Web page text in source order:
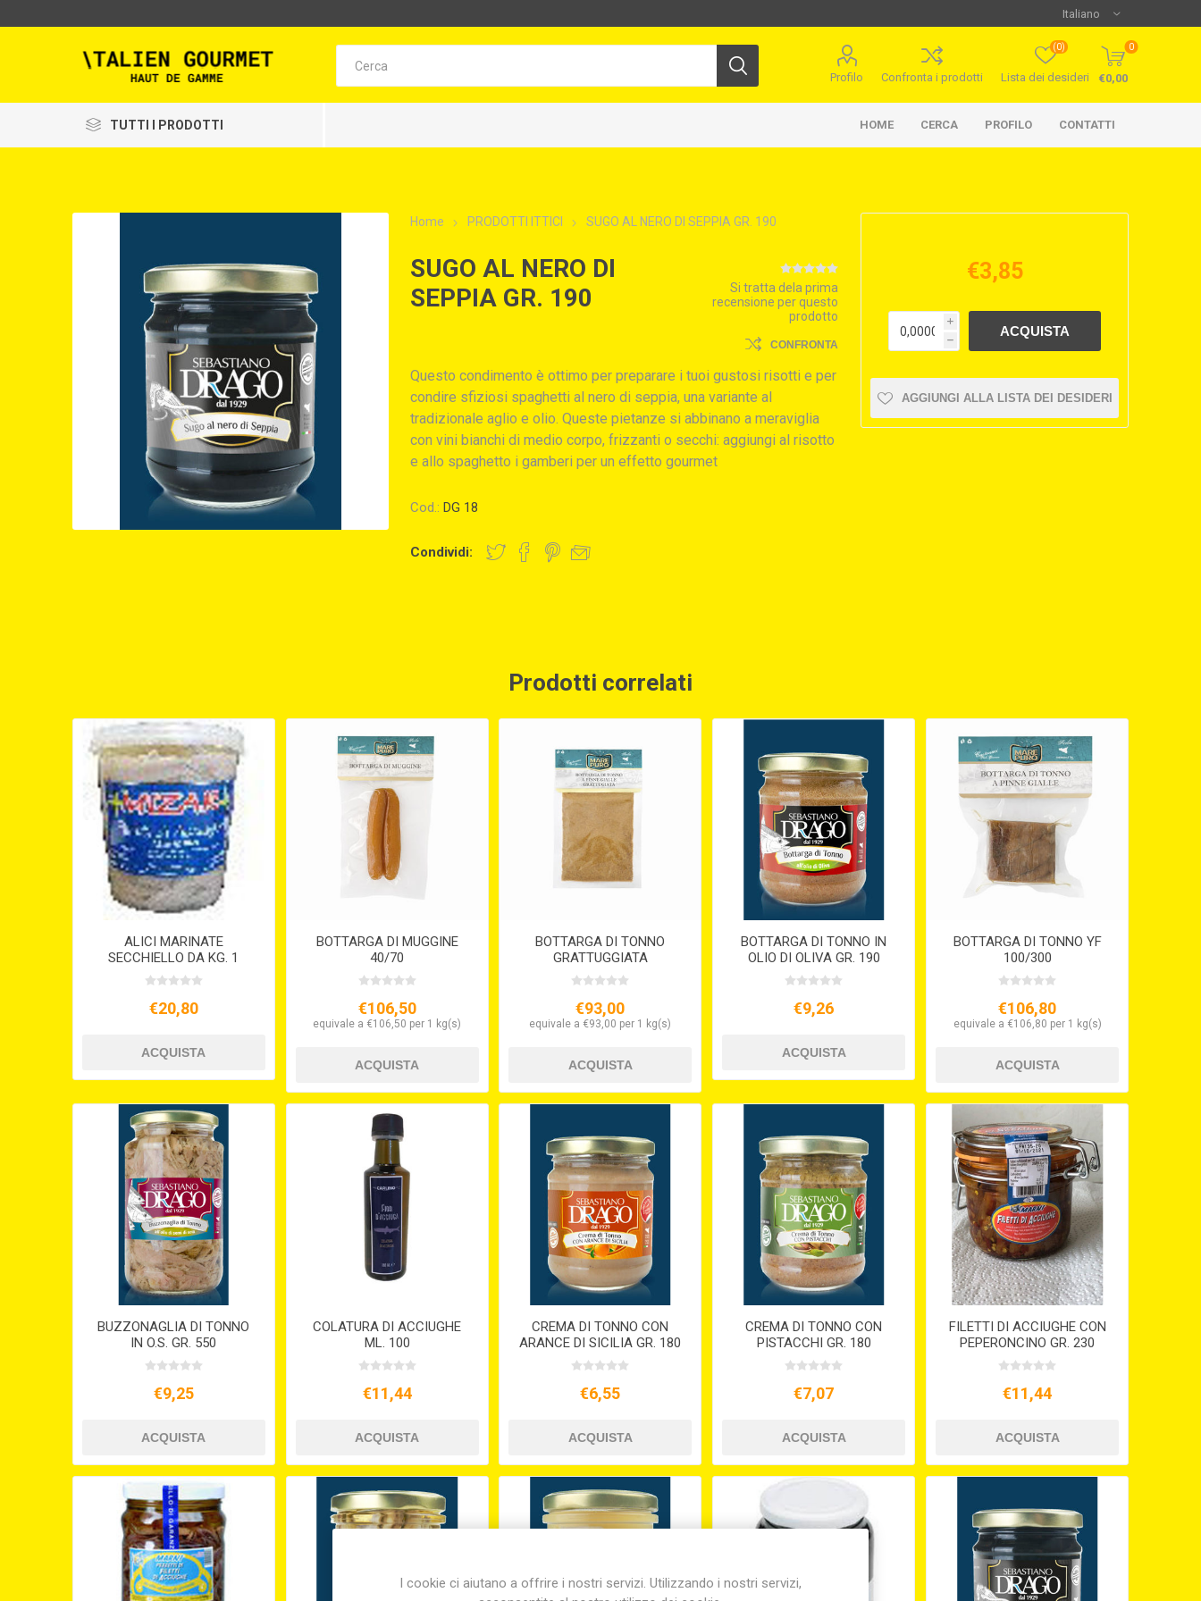
Profilo Confronta i prodotti Lista dei desideri
(0) 0
€0,00
TUTTI I PRODOTTI HOME CERCA PROFILO CONTATTI
Home PRODOTTI ITTICI SUGO AL NERO DI SEPPIA GR. 190
SUGO AL NERO DI
SEPPIA GR. 190
Si tratta dela prima
recensione per questo
prodotto
CONFRONTA
Questo condimento è ottimo per preparare i tuoi gustosi risotti e per
condire sfiziosi spaghetti al nero di seppia, una variante al
tradizionale aglio e olio. Queste pietanze si abbinano a meraviglia
con vini bianchi di medio corpo, frizzanti o secchi: aggiungi al risotto
e allo spaghetto i gamberi per un effetto gourmet
Cod.: DG 18
Condividi:
€3,85
i
h
AGGIUNGI ALLA LISTA DEI DESIDERI
Prodotti correlati
ALICI MARINATE
SECCHIELLO DA KG. 1
€20,80
BOTTARGA DI MUGGINE
40/70
€106,50
equivale a €106,50 per 1 kg(s)
BOTTARGA DI TONNO
GRATTUGGIATA
€93,00
equivale a €93,00 per 1 kg(s)
BOTTARGA DI TONNO IN
OLIO DI OLIVA GR. 190
€9,26
BOTTARGA DI TONNO YF
100/300
€106,80
equivale a €106,80 per 1 kg(s)
BUZZONAGLIA DI TONNO
IN O.S. GR. 550
€9,25
COLATURA DI ACCIUGHE
ML. 100
€11,44
CREMA DI TONNO CON
ARANCE DI SICILIA GR. 180
€6,55
CREMA DI TONNO CON
PISTACCHI GR. 180
€7,07
FILETTI DI ACCIUGHE CON
PEPERONCINO GR. 230
€11,44
I cookie ci aiutano a offrire i nostri servizi. Utilizzando i nostri servizi,